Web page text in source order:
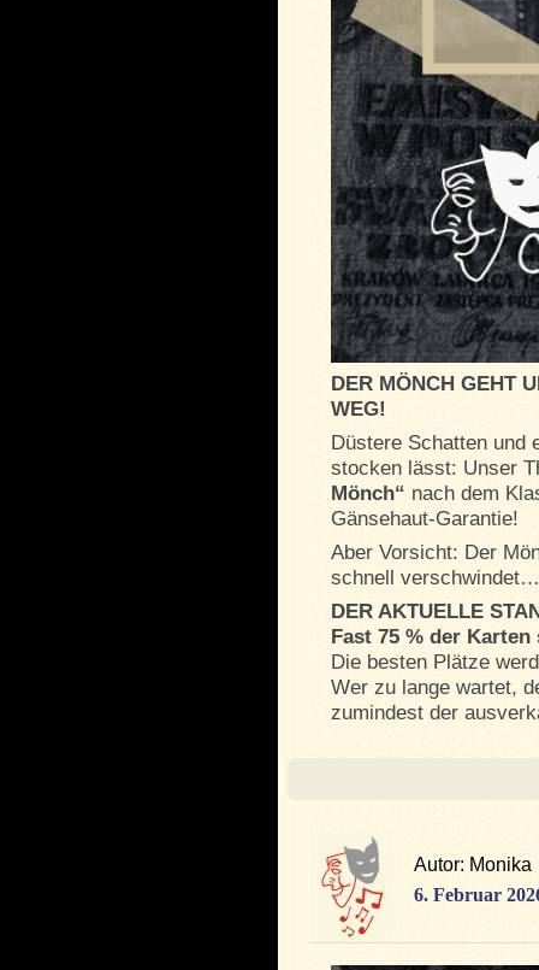
DER MÖNCH GEHT
WEG!
Düstere Schatten und
stocken lässt: Unser
Mönch“ nach dem
Gänsehaut-Garantie!
Aber Vorsicht: Der
schnell verschwindet…
DER AKTUELLE
Fast 75 % der
Die besten Plätze
Wer zu lange wartet,
zumindest der
Autor: Monika
6. Februar